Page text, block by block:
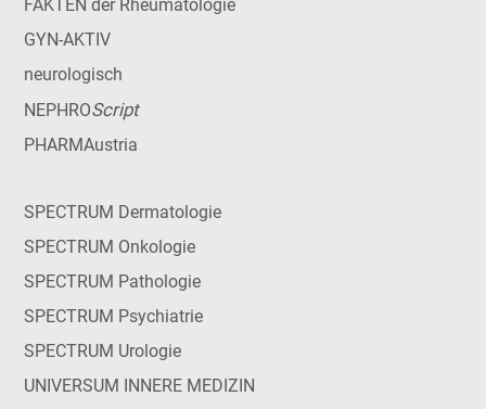
FAKTEN der Rheumatologie
GYN-AKTIV
neurologisch
NEPHROScript
PHARMAustria
SPECTRUM Dermatologie
SPECTRUM Onkologie
SPECTRUM Pathologie
SPECTRUM Psychiatrie
SPECTRUM Urologie
UNIVERSUM INNERE MEDIZIN